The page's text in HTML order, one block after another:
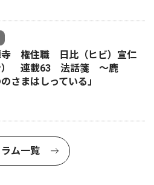
寺 権住職 日比（ヒビ）宣仁
） 連載63 法話箋 〜鹿
さまはしっている」
ラム一覧